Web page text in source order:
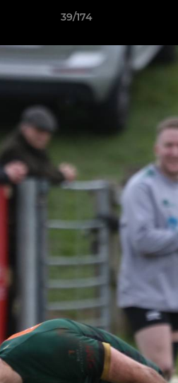
39/174